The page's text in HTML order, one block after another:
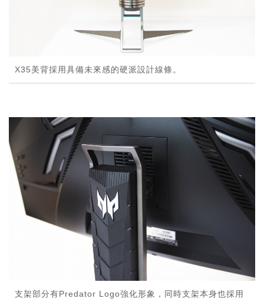
X35美背採用具備未來感的硬派設計線條。
支架部分有Predator Logo強化形象，同時支架本身也採用